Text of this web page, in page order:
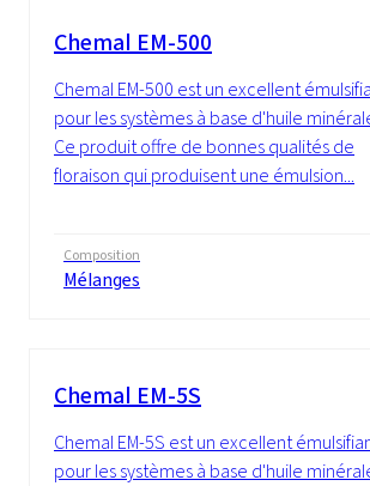
Chemal EM-500
Chemal EM-500 est un excellent
pour les systèmes à base d'huile
Ce produit offre de bonnes qualités de
floraison qui produisent une émulsion...
Composition
Mélanges
Chemal EM-5S
Chemal EM-5S est un excellent
pour les systèmes à base d'huile